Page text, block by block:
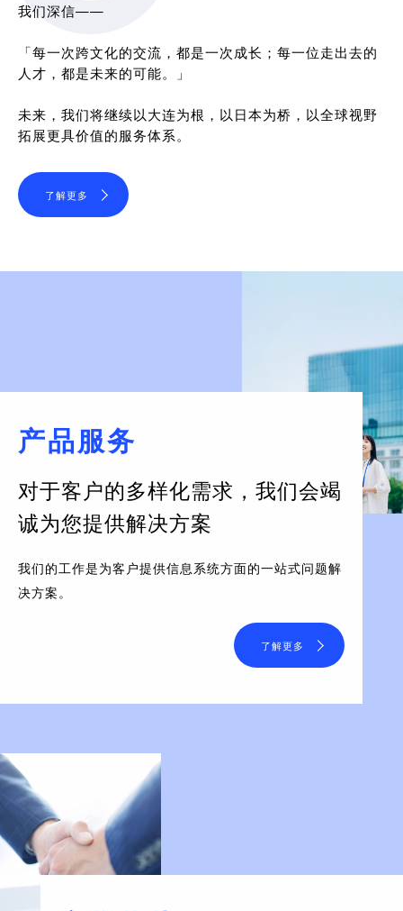
我们深信——
「每一次跨文化的交流，都是一次成长；每一位走出去的
人才，都是未来的可能。」
未来，我们将继续以大连为根，以日本为桥，以全球视野
拓展更具价值的服务体系。
了解更多
产品服务
对于客户的多样化需求， 我们会竭
诚为您提供解决方案
我们的工作是为客户提供信息系统方面的一站式问题解
决方案。
了解更多